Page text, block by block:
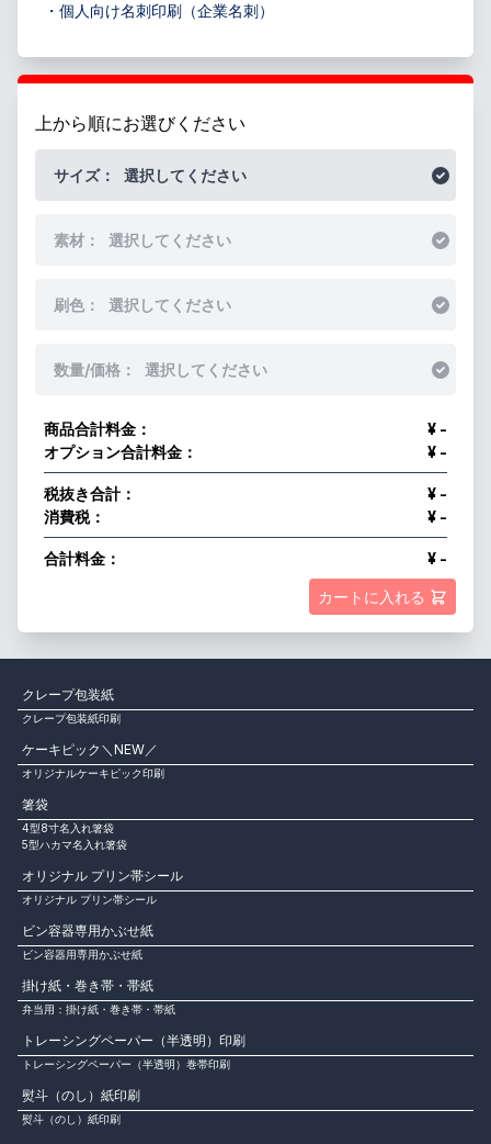
・個人向け名刺印刷（企業名刺）
上から順にお選びください
サイズ： 選択してください
素材： 選択してください
刷色： 選択してください
数量/価格： 選択してください
商品合計料金：
¥ -
オプション合計料金：
¥ -
税抜き合計：
¥ -
消費税：
¥ -
合計料金： ¥ -
カートに入れる
クレープ包装紙
クレープ包装紙印刷
ケーキピック＼NEW／
オリジナルケーキピック印刷
箸袋
4型8寸名入れ箸袋
5型ハカマ名入れ箸袋
オリジナル プリン帯シール
オリジナル プリン帯シール
ビン容器専用かぶせ紙
ビン容器用専用かぶせ紙
掛け紙・巻き帯・帯紙
弁当用：掛け紙・巻き帯・帯紙
トレーシングペーパー（半透明）印刷
トレーシングペーパー（半透明）巻帯印刷
熨斗（のし）紙印刷
熨斗（のし）紙印刷